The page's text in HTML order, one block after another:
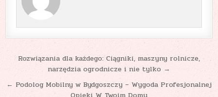
Nawigacja
Rozwiązania dla każdego: Ciągniki, maszyny rolnicze,
narzędzia ogrodnicze i nie tylko →
← Podolog Mobilny w Bydgoszczy – Wygoda Profesjonalnej